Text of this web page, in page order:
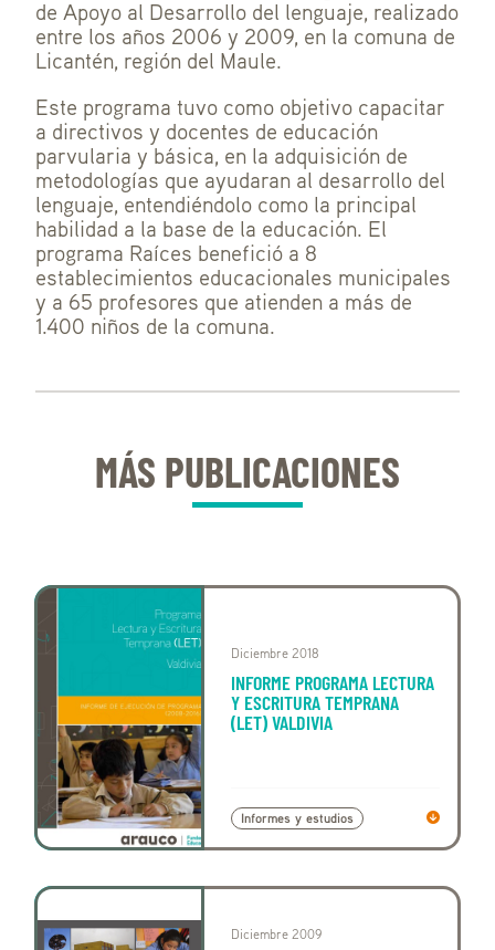
de Apoyo al Desarrollo del lenguaje, realizado
entre los años 2006 y 2009, en la comuna de
Licantén, región del Maule.
Este programa tuvo como objetivo capacitar
a directivos y docentes de educación
parvularia y básica, en la adquisición de
metodologías que ayudaran al desarrollo del
lenguaje, entendiéndolo como la principal
habilidad a la base de la educación. El
programa Raíces benefició a 8
establecimientos educacionales municipales
y a 65 profesores que atienden a más de
1.400 niños de la comuna.
MÁS PUBLICACIONES
Diciembre 2018
INFORME PROGRAMA LECTURA
Y ESCRITURA TEMPRANA
(LET) VALDIVIA
Informes y estudios
Diciembre 2009